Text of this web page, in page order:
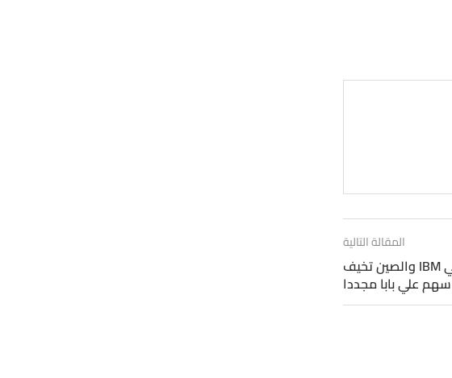
المقالة التالية
تحطم بوينج قد لا يؤثر وتعديل قيادي في IBM والصين تخيف
سهم علي بابا مجددا